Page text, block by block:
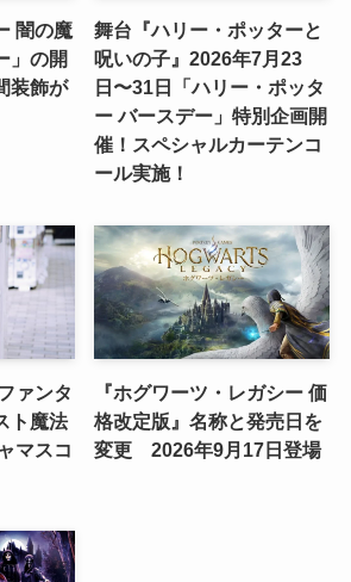
闇の魔
」の開
装飾が
舞台『ハリー・ポッターと
呪いの子』2026年7月23
日〜31日「ハリー・ポッタ
ー バースデー」特別企画開
催！スペシャルカーテンコ
ール実施！
ァンタ
ト魔法
マスコ
『ホグワーツ・レガシー 価
格改定版』名称と発売日を
変更 2026年9月17日登場